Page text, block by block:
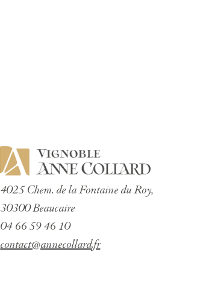
4025 Chem. de la Fontaine du Roy,
30300 Beaucaire
04 66 59 46 10
contact@annecollard.fr